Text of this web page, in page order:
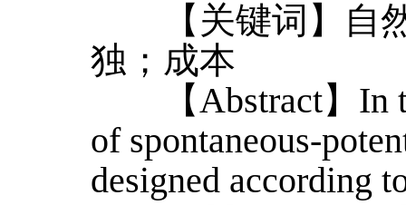
【关键词】自然
独；成本
【Abstract】In
of spontaneous-
designed according